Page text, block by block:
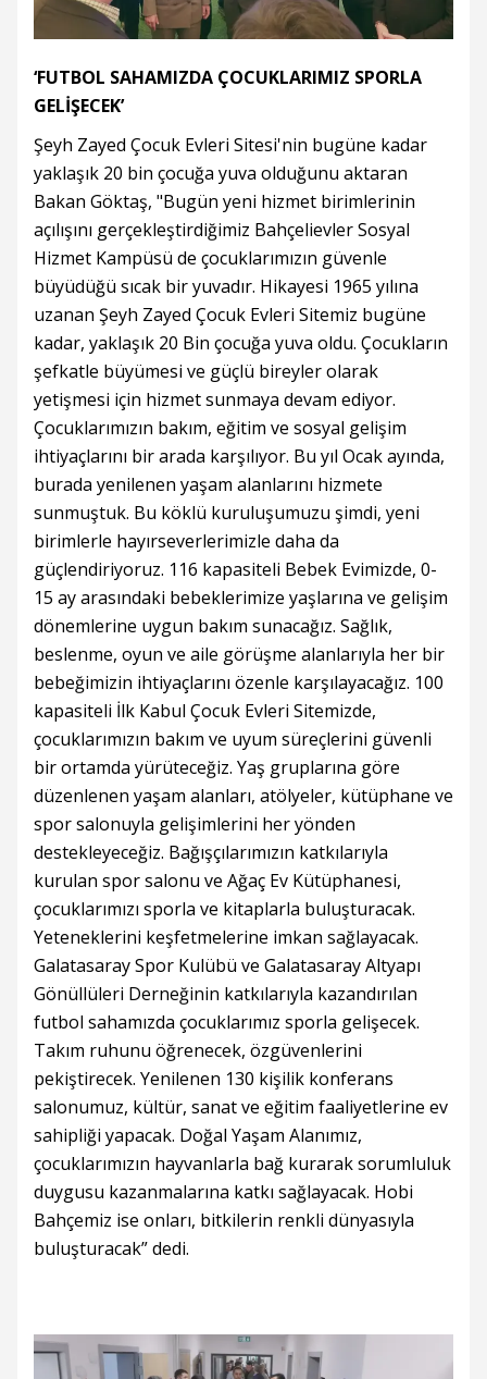
‘FUTBOL SAHAMIZDA ÇOCUKLARIMIZ SPORLA
GELİŞECEK’
Şeyh Zayed Çocuk Evleri Sitesi'nin bugüne kadar
yaklaşık 20 bin çocuğa yuva olduğunu aktaran
Bakan Göktaş, "Bugün yeni hizmet birimlerinin
açılışını gerçekleştirdiğimiz Bahçelievler Sosyal
Hizmet Kampüsü de çocuklarımızın güvenle
büyüdüğü sıcak bir yuvadır. Hikayesi 1965 yılına
uzanan Şeyh Zayed Çocuk Evleri Sitemiz bugüne
kadar, yaklaşık 20 Bin çocuğa yuva oldu. Çocukların
şefkatle büyümesi ve güçlü bireyler olarak
yetişmesi için hizmet sunmaya devam ediyor.
Çocuklarımızın bakım, eğitim ve sosyal gelişim
ihtiyaçlarını bir arada karşılıyor. Bu yıl Ocak ayında,
burada yenilenen yaşam alanlarını hizmete
sunmuştuk. Bu köklü kuruluşumuzu şimdi, yeni
birimlerle hayırseverlerimizle daha da
güçlendiriyoruz. 116 kapasiteli Bebek Evimizde, 0-
15 ay arasındaki bebeklerimize yaşlarına ve gelişim
dönemlerine uygun bakım sunacağız. Sağlık,
beslenme, oyun ve aile görüşme alanlarıyla her bir
bebeğimizin ihtiyaçlarını özenle karşılayacağız. 100
kapasiteli İlk Kabul Çocuk Evleri Sitemizde,
çocuklarımızın bakım ve uyum süreçlerini güvenli
bir ortamda yürüteceğiz. Yaş gruplarına göre
düzenlenen yaşam alanları, atölyeler, kütüphane ve
spor salonuyla gelişimlerini her yönden
destekleyeceğiz. Bağışçılarımızın katkılarıyla
kurulan spor salonu ve Ağaç Ev Kütüphanesi,
çocuklarımızı sporla ve kitaplarla buluşturacak.
Yeteneklerini keşfetmelerine imkan sağlayacak.
Galatasaray Spor Kulübü ve Galatasaray Altyapı
Gönüllüleri Derneğinin katkılarıyla kazandırılan
futbol sahamızda çocuklarımız sporla gelişecek.
Takım ruhunu öğrenecek, özgüvenlerini
pekiştirecek. Yenilenen 130 kişilik konferans
salonumuz, kültür, sanat ve eğitim faaliyetlerine ev
sahipliği yapacak. Doğal Yaşam Alanımız,
çocuklarımızın hayvanlarla bağ kurarak sorumluluk
duygusu kazanmalarına katkı sağlayacak. Hobi
Bahçemiz ise onları, bitkilerin renkli dünyasıyla
buluşturacak” dedi.